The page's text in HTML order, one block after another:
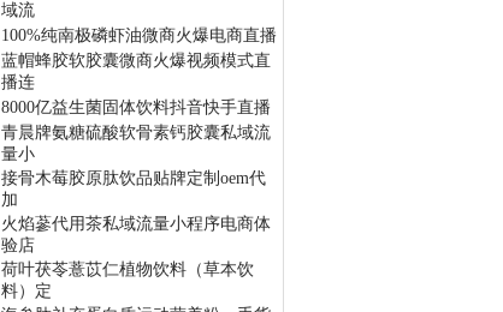
域流
100%纯南极磷虾油微商火爆电商直播
蓝帽蜂胶软胶囊微商火爆视频模式直
播连
8000亿益生菌固体饮料抖音快手直播
青晨牌氨糖硫酸软骨素钙胶囊私域流
量小
接骨木莓胶原肽饮品贴牌定制oem代
加
火焰蔘代用茶私域流量小程序电商体
验店
荷叶茯苓薏苡仁植物饮料（草本饮
料）定